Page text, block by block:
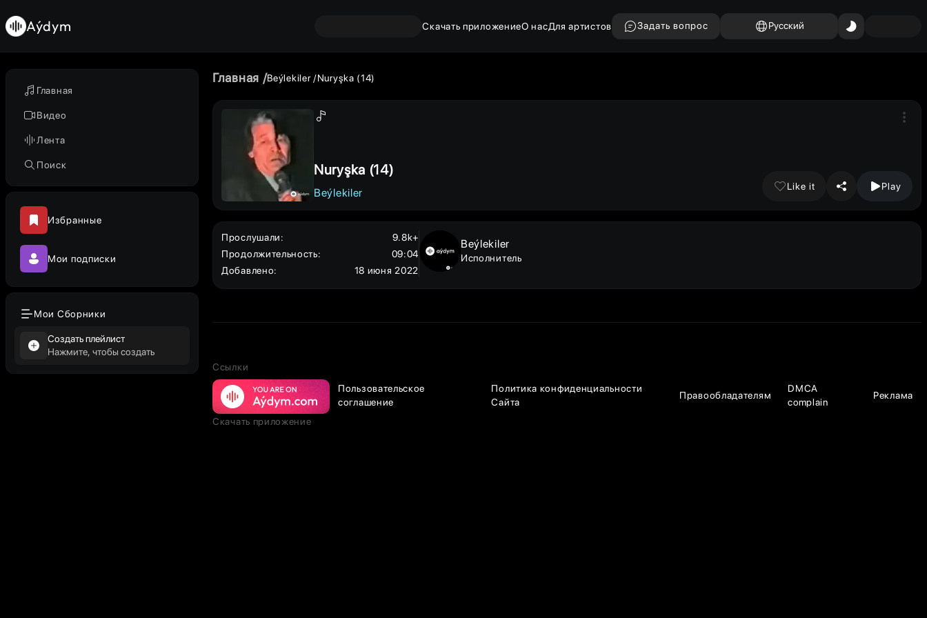
Главная
Видео
Лента
Поиск
Избранные
Мои подписки
Мои Сборники
Создать плейлист
Нажмите, чтобы создать
Aýdym Скачать приложениеО насДля артистов Задать вопрос Русский
Главная Beýlekiler Nuryşka (14)
Nuryşka (14)
Beýlekiler
Like it Play
Прослушали:
9.8k+
Продолжительность:
09:04
Добавлено: 18 июня 2022
Beýlekiler
Исполнитель
Ссылки
Пользовательское
соглашение
Политика конфиденциальности
Сайта
Правообладателям
DMCA
complain
Реклама
Скачать приложение